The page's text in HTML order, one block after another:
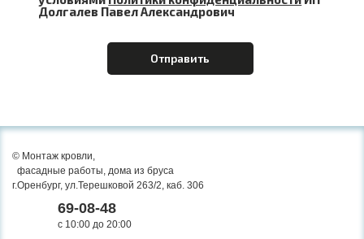
Долгалев Павел Александрович
© Монтаж кровли,
фасадные работы, дома из бруса
г.Оренбург, ул.Терешковой 263/2, каб. 306
69-08-48
c 10:00 до 20:00